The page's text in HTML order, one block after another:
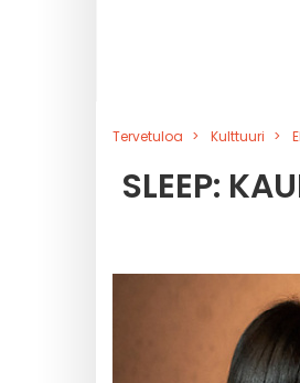
Tervetuloa Kulttuuri
SLEEP: